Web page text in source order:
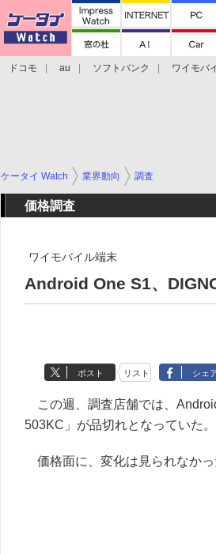
ドコモ au ソフトバンク ワイモバ
ケータイ Watch 業界動向 調査
価格調査
ワイモバイル端末
Android One S1、
ポスト リスト シェ
この週、調査店舗では、
503KC」が品切れとなっていた。
価格面に、変化は見られなかっ